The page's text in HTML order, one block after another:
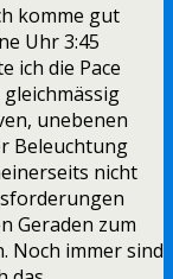
komme gut
Uhr 3:45
ich die Pace
unebenen
Beleuchtung
nicht
Geraden zum
Noch immer sind